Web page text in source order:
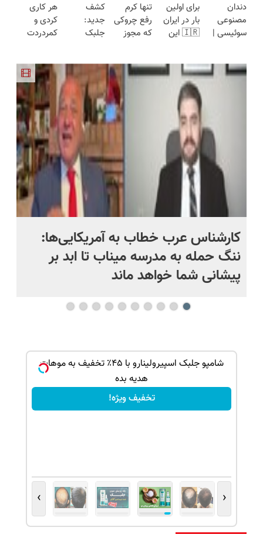
میکنه
انگار20سال
جوون شدی
خرید
3برابر
میکنه50%تخفیف
🔥
هفته!!😍
فقط امروز
حراج شد🔥
پرداخت
دندان
مصنوعی
سوئیسی |
طبیعی!
رایگان+پرداخت
برای اولین
بار در ایران
🇮🇷 این
23 روزه
ساخت!
تنها کرم
رفع چروکی
که مجوز
بهداشت
کشف
جدید:
جلبک
متوقف می
کند50%تخفیف
هر کاری
کردی و
کمردردت
پرسشنامه و
دریافت راه
حل
کارشناس عرب خطاب به آمریکایی‌ها:
ننگ حمله به مدرسه میناب تا ابد بر
پیشانی شما خواهد ماند
شامپو جلبک اسپیرولینارو با ۴۵٪ تخفیف به موهات
هدیه بده
تخفیف ویژه!
‹
›